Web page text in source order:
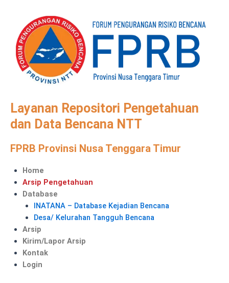
content
Layanan Repositori Pengetahuan
dan Data Bencana NTT
FPRB Provinsi Nusa Tenggara Timur
Home
Arsip Pengetahuan
Database
INATANA – Database Kejadian Bencana
Desa/ Kelurahan Tangguh Bencana
Arsip
Kirim/Lapor Arsip
Kontak
Login
Menu